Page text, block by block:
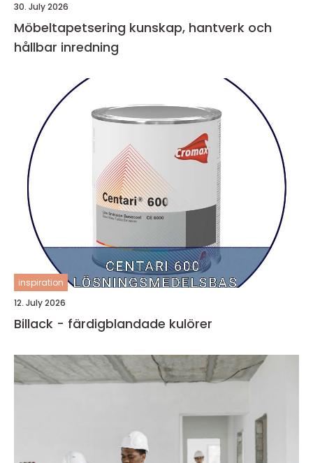
30. July 2026
Möbeltapetsering kunskap, hantverk och
hållbar inredning
inspiration
12. July 2026
Billack - färdigblandade kulörer